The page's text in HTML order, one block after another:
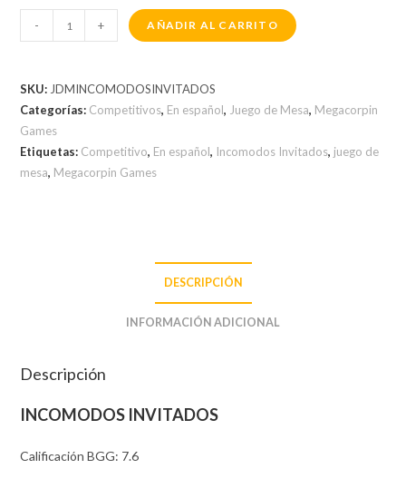
- + AÑADIR AL CARRITO
SKU: JDMINCOMODOSINVITADOS
Categorías: Competitivos, En español, Juego de Mesa, Megacorpin
Games
Etiquetas: Competitivo, En español, Incomodos Invitados, juego de
mesa, Megacorpin Games
DESCRIPCIÓN
INFORMACIÓN ADICIONAL
Descripción
INCOMODOS INVITADOS
Calificación BGG: 7.6